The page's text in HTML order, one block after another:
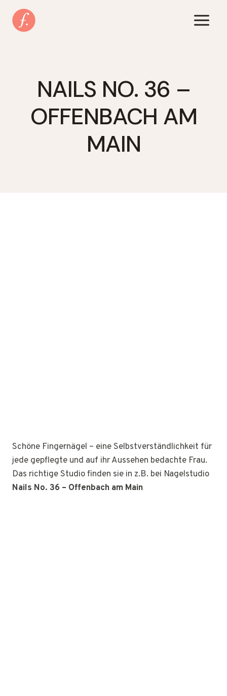
Inhalt
springen
NAILS NO. 36 –
OFFENBACH AM
MAIN
Schöne Fingernägel – eine Selbstverständlichkeit für
jede gepflegte und auf ihr Aussehen bedachte Frau.
Das richtige Studio finden sie in z.B. bei Nagelstudio
Nails No. 36 – Offenbach am Main